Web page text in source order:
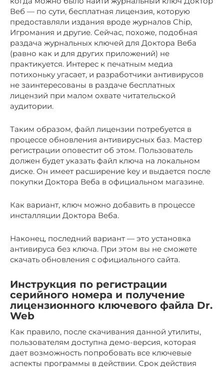
Веб — по сути, бесплатная лицензия, которую
предоставляли издания вроде журналов Chip,
Игромания и другие. Сейчас, похоже, подобная
раздача журнальных ключей для Доктора Веба
(равно как и для других приложений) не
практикуется. Интерес к печатным медиа
потихоньку угасает, и разработчики антивирусов
не заинтересованы в раздаче бесплатных
лицензий при малом охвате читательской
аудитории.
Таким образом, файл лицензии потребуется в
процессе обновления антивирусных баз. Мастер
регистрации оповестит об этом. Пользователь
должен будет указать файл ключа на локальном
диске. Он имеет расширение key и выдается после
покупки Доктора Веба в официальном магазине.
Как вариант, ключ можно добавить в процессе
инсталляции Доктора Веба.
Наконец, последний вариант — это установка
антивируса без ключа. При этом вы не сможете
скачать обновления с официального сайта.
Инструкция по регистрации
серийного номера и получение
лицензионного ключевого файла Dr.
Web
Как правило, после скачивания данной утилиты,
пользователям доступна демо-версия, которая
дает возможность попробовать все ключевые
аспекты программы в действии. Срок действия